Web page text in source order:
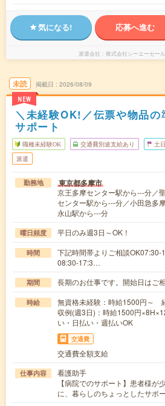
気になる! 応募へ進む
派遣会社 株式会社シーエーセー
未読
NEW
掲載日 2026/08/09
＼未経験OK!／伝票や物品の
サポート
職種未経験OK 交通費別途支給あり 土
派遣
勤務地 東京都多摩市
京王多摩センター駅から---分／
センター駅から---分／小田急多
永山駅から---分
曜日頻度 平日のみ週3日～OK！
時間
下記時間帯よりご相談
08:30-17:3…
期間 長期のお仕事です。開始日は
時給
無資格未経験：時給1500円～
収例(週3日)：時給1500円
い・日払い・週払いOK
交通費
交通費全額支給
仕事内容
看護助手
【病院でのサポート】患者様が
に、暮らしのちょっとしたサポ